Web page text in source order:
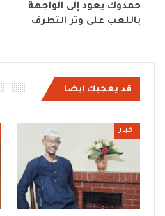
حمدوك يعود إلى الواجهة
باللعب على وتر التطرف
قد يعجبك ايضا
اخبار